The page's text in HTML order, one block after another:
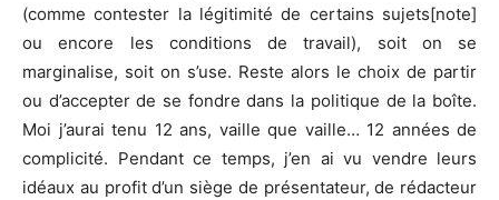
(comme contester la légitimité de certains sujets[note]
ou encore les conditions de travail), soit on se
marginalise, soit on s’use. Reste alors le choix de partir
ou d’accepter de se fondre dans la politique de la boîte.
Moi j’aurai tenu 12 ans, vaille que vaille… 12 années de
complicité. Pendant ce temps, j’en ai vu vendre leurs
idéaux au profit d’un siège de présentateur, de rédacteur